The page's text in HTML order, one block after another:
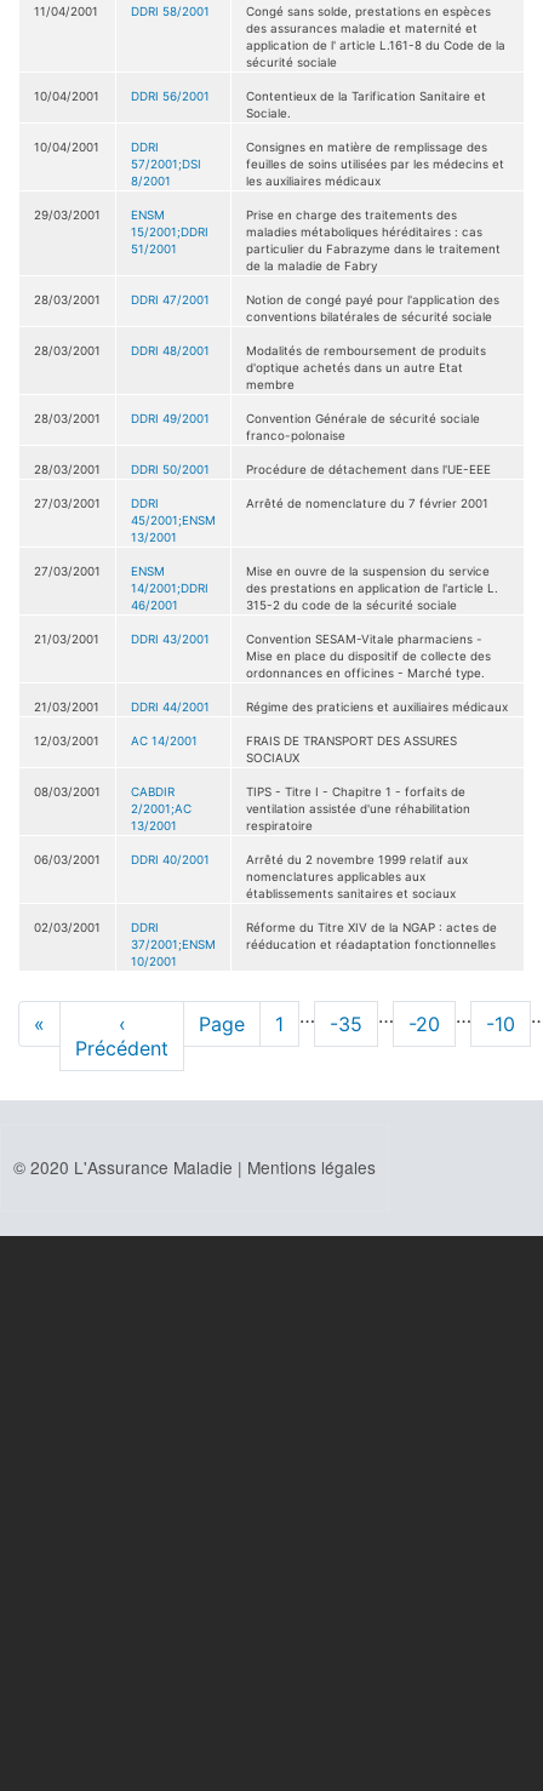
11/04/2001 DDRI 58/2001
Congé sans solde, prestations en espèces
des assurances maladie et maternité et
application de l' article L.161-8 du Code de la
sécurité sociale
10/04/2001 DDRI 56/2001
Contentieux de la Tarification Sanitaire et
Sociale.
10/04/2001
DDRI
57/2001;DSI
8/2001
Consignes en matière de remplissage des
feuilles de soins utilisées par les médecins et
les auxiliaires médicaux
29/03/2001
ENSM
15/2001;DDRI
51/2001
Prise en charge des traitements des
maladies métaboliques héréditaires : cas
particulier du Fabrazyme dans le traitement
de la maladie de Fabry
28/03/2001 DDRI 47/2001
Notion de congé payé pour l'application des
conventions bilatérales de sécurité sociale
28/03/2001 DDRI 48/2001
Modalités de remboursement de produits
d'optique achetés dans un autre Etat
membre
28/03/2001 DDRI 49/2001
Convention Générale de sécurité sociale
franco-polonaise
28/03/2001 DDRI 50/2001 Procédure de détachement dans l'UE-EEE
27/03/2001
DDRI
45/2001;ENSM
13/2001
Arrêté de nomenclature du 7 février 2001
27/03/2001
ENSM
14/2001;DDRI
46/2001
Mise en ouvre de la suspension du service
des prestations en application de l'article L.
315-2 du code de la sécurité sociale
21/03/2001 DDRI 43/2001
Convention SESAM-Vitale pharmaciens -
Mise en place du dispositif de collecte des
ordonnances en officines - Marché type.
21/03/2001 DDRI 44/2001 Régime des praticiens et auxiliaires médicaux
12/03/2001 AC 14/2001
FRAIS DE TRANSPORT DES ASSURES
SOCIAUX
08/03/2001
CABDIR
2/2001;AC
13/2001
TIPS - Titre I - Chapitre 1 - forfaits de
ventilation assistée d'une réhabilitation
respiratoire
06/03/2001 DDRI 40/2001
Arrêté du 2 novembre 1999 relatif aux
nomenclatures applicables aux
établissements sanitaires et sociaux
02/03/2001
DDRI
37/2001;ENSM
10/2001
Réforme du Titre XIV de la NGAP : actes de
rééducation et réadaptation fonctionnelles
Pagination
Première
page
«
Page
précédente
‹
Précédent
Page Page
1 … Page
-35 … Page
-20 … Page
-10
© 2020 L'Assurance Maladie | Mentions légales